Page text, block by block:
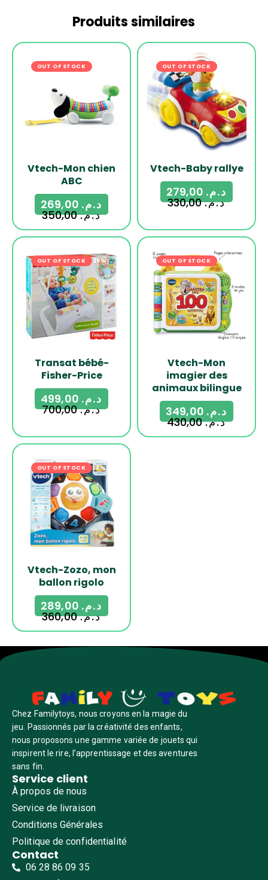
Produits similaires
OUT OF STOCK -23%
Vtech-Mon chien
ABC
د.م.350,00
د.م.
OUT OF STOCK -15%
Vtech-Baby rallye
د.م.330,00
د.م.
OUT OF STOCK -29%
Transat bébé-
Fisher-Price
د.م.700,00
د.م.
OUT OF STOCK -19%
Vtech-Mon
imagier des
animaux bilingue
د.م.430,00
د.م.
OUT OF STOCK -20%
Vtech-Zozo, mon
ballon rigolo
د.م.360,00
د.م.
Chez Familytoys, nous croyons en la magie du
jeu. Passionnés par la créativité des enfants,
nous proposons une gamme variée de jouets qui
inspirent le rire, l’apprentissage et des aventures
sans fin.
Service client
À propos de nous
Service de livraison
Conditions Générales
Politique de confidentialité
Contact
06 28 86 09 35